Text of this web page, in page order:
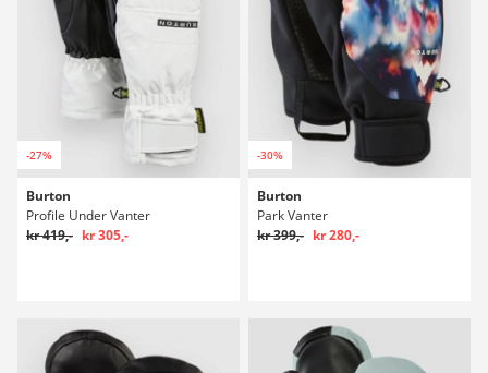
-27%
Burton
Profile Under Vanter
kr 419,- kr 305,-
-30%
Burton
Park Vanter
kr 399,- kr 280,-